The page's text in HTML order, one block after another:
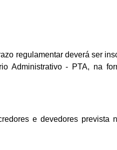
regulamentar deverá ser
Administrativo - PTA, na
e devedores prevista